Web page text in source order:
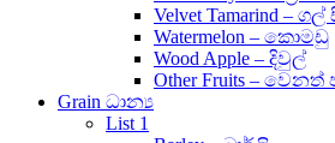
Velvet Tamarind –
Watermelon – කොමඩු
Wood Apple – දිවුල්
Other Fruits –
Grain ධාන්‍ය
List 1